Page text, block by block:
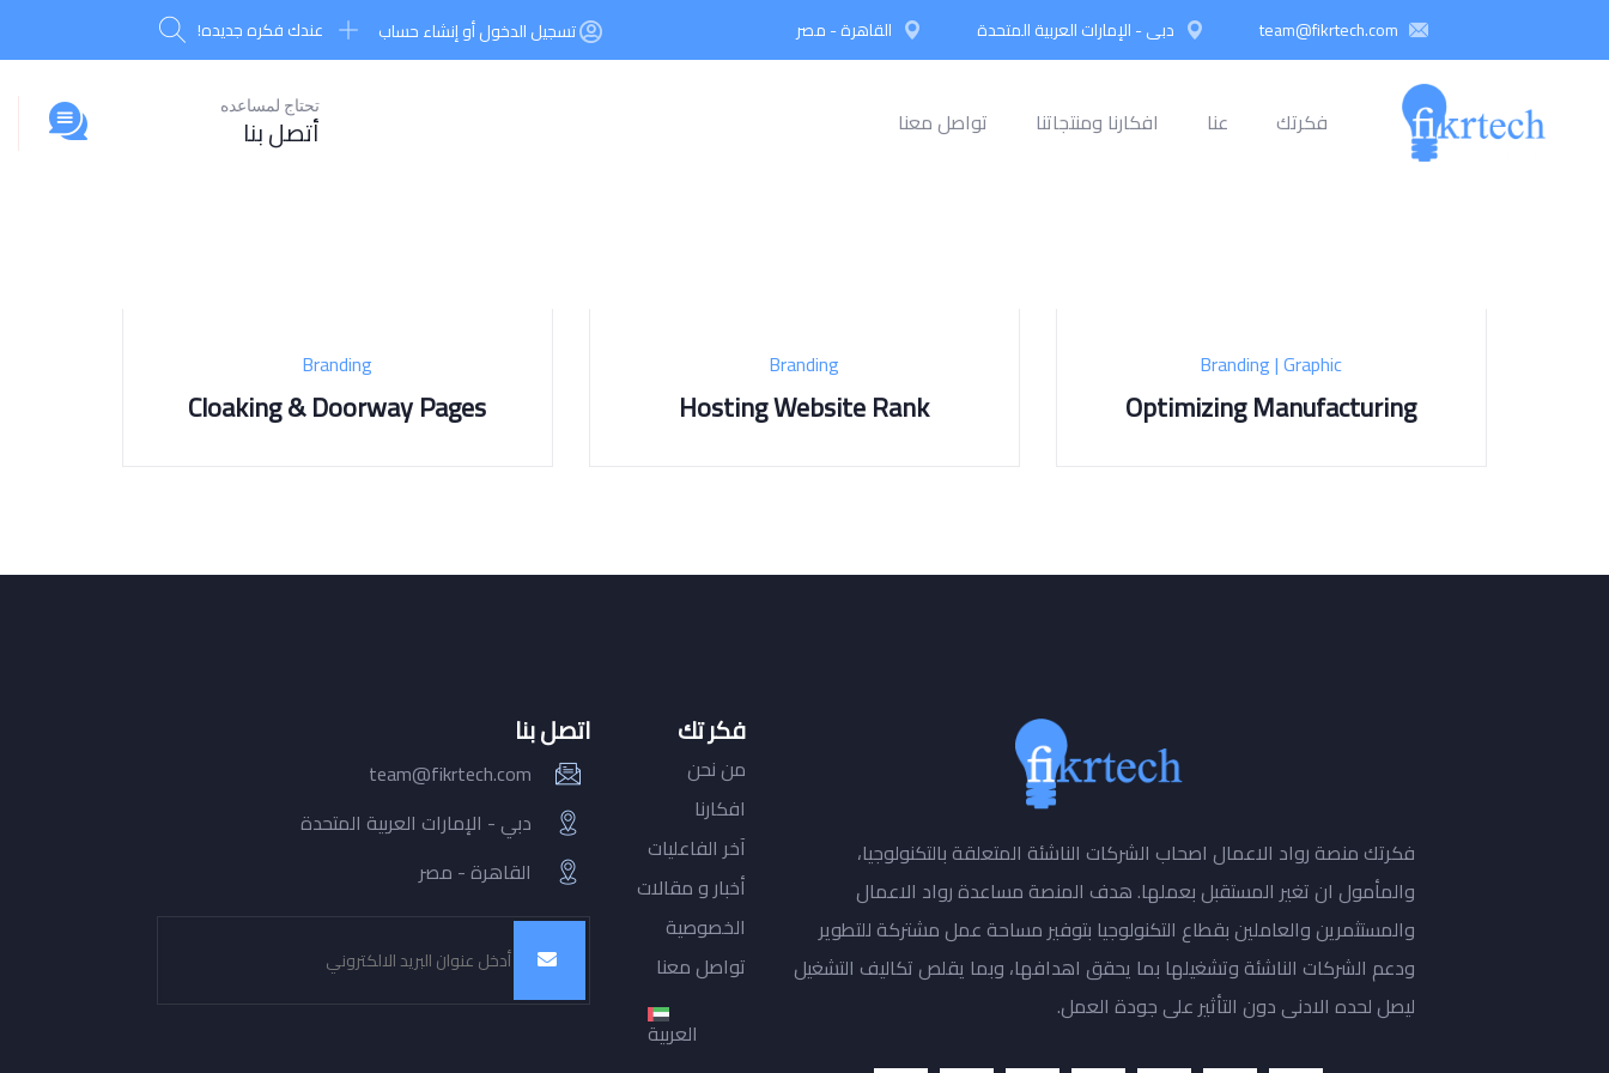
team@fikrtech.com دبي - الإمارات العربية المتحدة القاهرة - مصر عندك فكره جديده! تسجيل الدخول أو إنشاء حساب
تواصل معنا افكارنا ومنتجاتنا عنا فكرتك تحتاج لمساعده
أتصل بنا
Branding
Cloaking & Doorway Pages
Branding
Hosting Website Rank
Branding|Graphic
Optimizing Manufacturing
فكرتك منصة رواد الاعمال اصحاب الشركات الناشئة المتعلقة بالتكنولوجيا،
والمأمول ان تغير المستقبل بعملها. هدف المنصة مساعدة رواد الاعمال
والمستثمرين والعاملين بقطاع التكنولوجيا بتوفير مساحة عمل مشتركة للتطوير
ودعم الشركات الناشئة وتشغيلها بما يحقق اهدافها، وبما يقلص تكاليف التشغيل
ليصل لحده الادنى دون التأثير على جودة العمل.
فكر تك
من نحن
افكارنا
آخر الفاعليات
أخبار و مقالات
الخصوصية
تواصل معنا
العربية
اتصل بنا
team@fikrtech.com
دبي - الإمارات العربية المتحدة
القاهرة - مصر